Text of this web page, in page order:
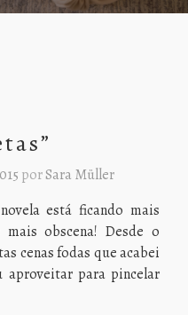
porSara Müller
está ficando mais
mais obscena! Desde o
cenas fodas que acabei
aproveitar para pincelar